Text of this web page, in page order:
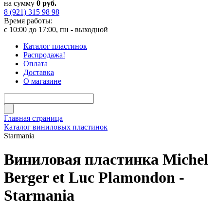
на сумму 0 руб.
8 (921) 315 98 98
Время работы:
с 10:00 до 17:00, пн - выходной
Каталог пластинок
Распродажа!
Оплата
Доставка
О магазине
Главная страница
Каталог виниловых пластинок
Starmania
Виниловая пластинка Michel
Berger et Luc Plamondon -
Starmania